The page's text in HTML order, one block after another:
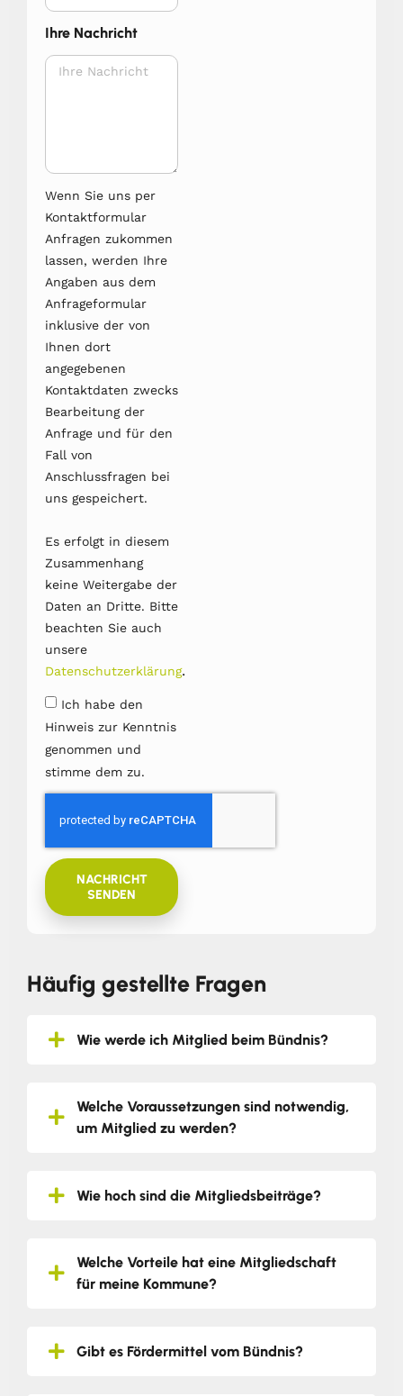
Ihre Nachricht
Wenn Sie uns per
Kontaktformular
Anfragen zukommen
lassen, werden Ihre
Angaben aus dem
Anfrageformular
inklusive der von
Ihnen dort
angegebenen
Kontaktdaten zwecks
Bearbeitung der
Anfrage und für den
Fall von
Anschlussfragen bei
uns gespeichert.
Es erfolgt in diesem
Zusammenhang
keine Weitergabe der
Daten an Dritte. Bitte
beachten Sie auch
unsere
Datenschutzerklärung.
Ich habe den
Hinweis zur Kenntnis
genommen und
stimme dem zu.
NACHRICHT
SENDEN
Häufig gestellte Fragen
Wie werde ich Mitglied beim Bündnis?
Welche Voraussetzungen sind notwendig,
um Mitglied zu werden?
Wie hoch sind die Mitgliedsbeiträge?
Welche Vorteile hat eine Mitgliedschaft
für meine Kommune?
Gibt es Fördermittel vom Bündnis?